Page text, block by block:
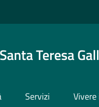
Teresa
Servizi